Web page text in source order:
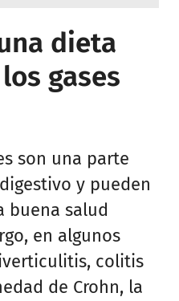
dieta
gases
son una parte
y pueden
buena salud
en algunos
colitis
de Crohn, la